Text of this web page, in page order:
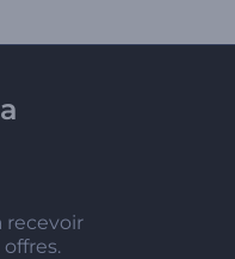
recevoir